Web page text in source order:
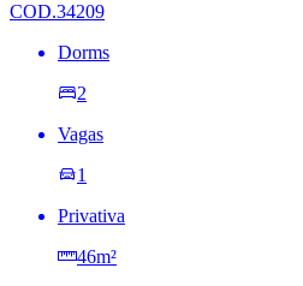
COD.34209
Dorms
2
Vagas
1
Privativa
46m²